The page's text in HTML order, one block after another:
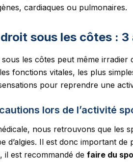
cardiaques ou pulmonaires.
sous les côtes :
les côtes peut même
fonctions vitales, les plus
pour reprendre une
lors de l’activité
nous retrouvons que les
d’algies. Il est donc important
il est recommandé de faire du